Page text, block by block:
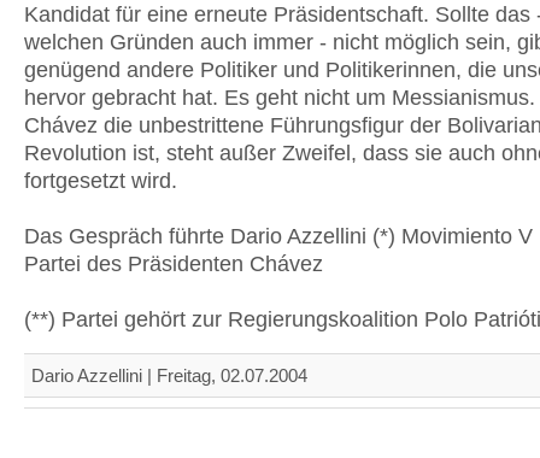
Kandidat für eine erneute Präsidentschaft. Sollte das
welchen Gründen auch immer - nicht möglich sein,
genügend andere Politiker und Politikerinnen, die
hervor gebracht hat. Es geht nicht um
Chávez die unbestrittene Führungsfigur der
Revolution ist, steht außer Zweifel, dass sie auch
fortgesetzt wird.
Das Gespräch führte Dario Azzellini (*) Movimiento V
Partei des Präsidenten Chávez
(**) Partei gehört zur Regierungskoalition Polo
Dario Azzellini | Freitag, 02.07.2004